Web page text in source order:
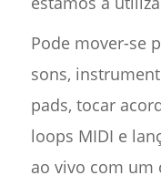
Pode mover-se
sons,
pads, tocar
loops MIDI e
ao vivo com um